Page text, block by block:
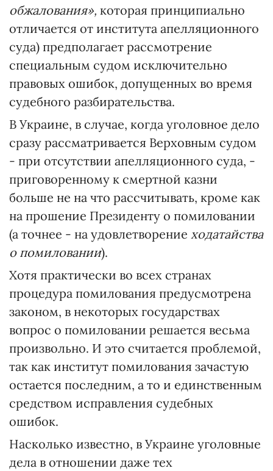
обжалования», которая принципиально
отличается от института апелляционного
суда) предполагает рассмотрение
специальным судом исключительно
правовых ошибок, допущенных во время
судебного разбирательства.
В Украине, в случае, когда уголовное дело
сразу рассматривается Верховным судом
- при отсутствии апелляционного суда, -
приговоренному к смертной казни
больше не на что рассчитывать, кроме как
на прошение Президенту о помиловании
(а точнее - на удовлетворение ходатайства
о помиловании).
Хотя практически во всех странах
процедура помилования предусмотрена
законом, в некоторых государствах
вопрос о помиловании решается весьма
произвольно. И это считается проблемой,
так как институт помилования зачастую
остается последним, а то и единственным
средством исправления судебных
ошибок.
Насколько известно, в Украине уголовные
дела в отношении даже тех